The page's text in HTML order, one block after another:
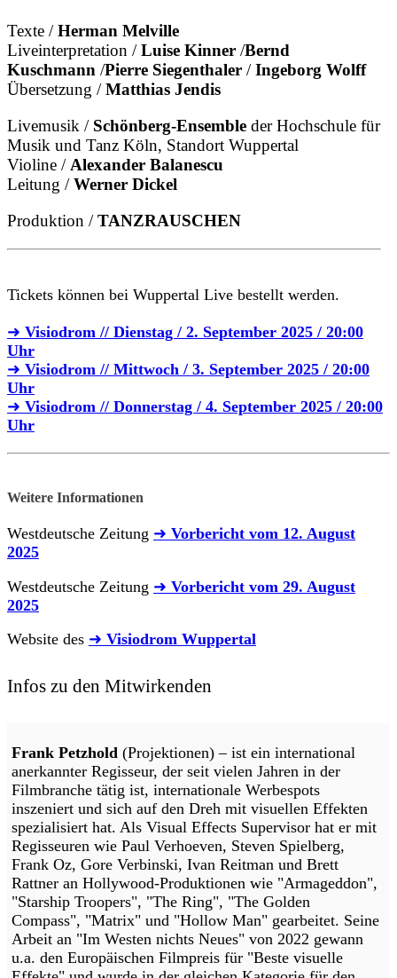
Texte /Herman Melville
Liveinterpretation /Luise Kinner /Bernd
Kuschmann /Pierre Siegenthaler /Ingeborg Wolff
Übersetzung /Matthias Jendis
Livemusik / Schönberg-Ensemble der Hochschule für
Musik und Tanz Köln, Standort Wuppertal
Violine / Alexander Balanescu
Leitung /Werner Dickel
Produktion /TANZRAUSCHEN
Tickets können bei Wuppertal Live bestellt werden.
➜ Visiodrom // Dienstag / 2. September 2025 / 20:00
Uhr
➜ Visiodrom // Mittwoch / 3. September 2025 / 20:00
Uhr
➜ Visiodrom // Donnerstag / 4. September 2025 / 20:00
Uhr
Weitere Informationen
Westdeutsche Zeitung ➜ Vorbericht vom 12. August
2025
Westdeutsche Zeitung ➜ Vorbericht vom 29. August
2025
Website des ➜ Visiodrom Wuppertal
Infos zu den Mitwirkenden
Frank Petzhold (Projektionen) – ist ein international
anerkannter Regisseur, der seit vielen Jahren in der
Filmbranche tätig ist, internationale Werbespots
inszeniert und sich auf den Dreh mit visuellen Effekten
spezialisiert hat. Als Visual Effects Supervisor hat er mit
Regisseuren wie Paul Verhoeven, Steven Spielberg,
Frank Oz, Gore Verbinski, Ivan Reitman und Brett
Rattner an Hollywood-Produktionen wie "Armageddon",
"Starship Troopers", "The Ring", "The Golden
Compass", "Matrix" und "Hollow Man" gearbeitet. Seine
Arbeit an "Im Westen nichts Neues" von 2022 gewann
u.a. den Europäischen Filmpreis für "Beste visuelle